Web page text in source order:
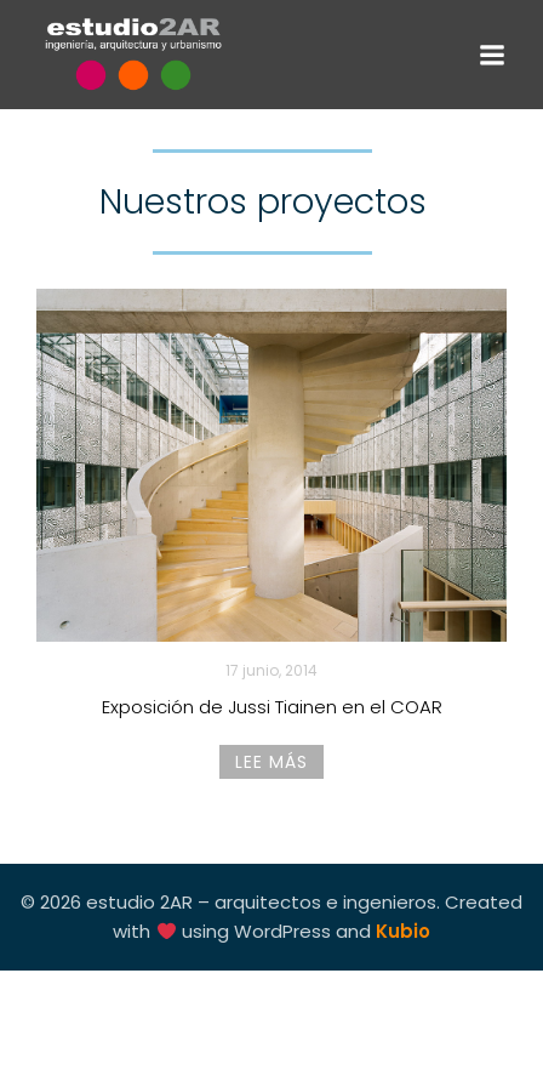
Nuestros proyectos
17 junio, 2014
Exposición de Jussi Tiainen en el COAR
LEE MÁS
© 2026 estudio 2AR – arquitectos e ingenieros. Created
with
using WordPress and Kubio